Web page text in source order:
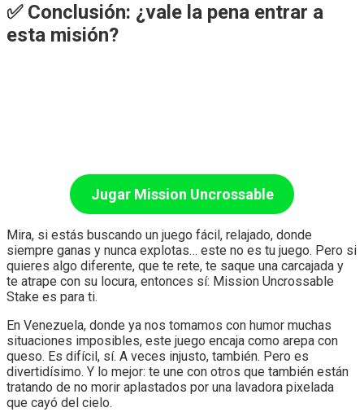
✅ Conclusión: ¿vale la pena entrar a
esta misión?
Jugar Mission Uncrossable
Mira, si estás buscando un juego fácil, relajado, donde
siempre ganas y nunca explotas… este no es tu juego. Pero si
quieres algo diferente, que te rete, te saque una carcajada y
te atrape con su locura, entonces sí: Mission Uncrossable
Stake es para ti.
En Venezuela, donde ya nos tomamos con humor muchas
situaciones imposibles, este juego encaja como arepa con
queso. Es difícil, sí. A veces injusto, también. Pero es
divertidísimo. Y lo mejor: te une con otros que también están
tratando de no morir aplastados por una lavadora pixelada
que cayó del cielo.